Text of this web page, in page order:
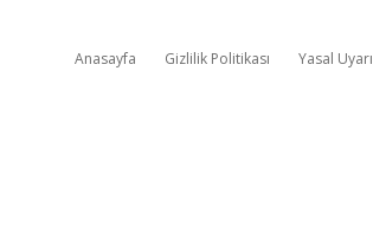
Anasayfa Gizlilik Politikası Yasal Uyarı